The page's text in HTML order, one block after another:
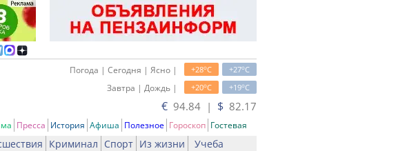
+27oC
+28oC
Погода | Сегодня | Ясно |
+19oC
+20oC
Завтра | Дождь |
€ 94.84 | $ 82.17
Пресса История Афиша Полезное Гороскоп Гостевая
Криминал Спорт Из жизни Учеба